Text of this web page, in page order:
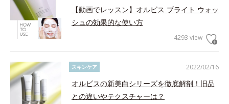
【動画でレッスン】オルビス ブライト ウォッ
シュの効果的な使い方
4293 view
2022/02/16
スキンケア
オルビスの新美白シリーズを徹底解剖！旧品
との違いやテクスチャーは？